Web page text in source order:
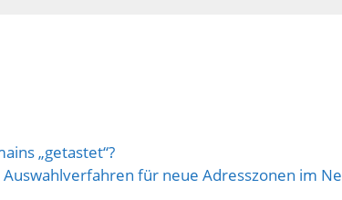
„getastet“?
für neue Adresszonen im